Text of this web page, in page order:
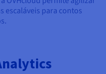
escaláveis para contos